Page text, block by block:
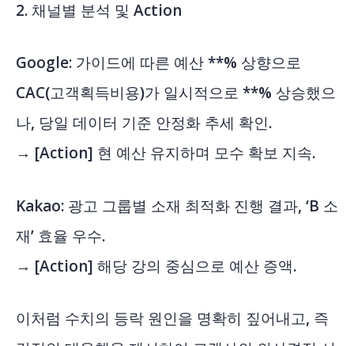
2. 채널별 분석 및 Action
Google: 가이드에 따른 예산 **% 상향으로
CAC(고객획득비용)가 일시적으로 **% 상승했으
나, 당일 데이터 기준 안정화 추세 확인.
→ [Action] 현 예산 유지하며 모수 확보 지속.
Kakao: 광고 그룹별 소재 최적화 진행 결과, ‘B 소
재’ 효율 우수.
→ [Action] 해당 강의 중심으로 예산 증액.
이처럼 수치의 등락 원인을 명확히 짚어내고, 즉